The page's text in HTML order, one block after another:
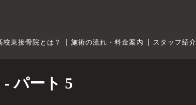
校東接骨院とは？ 施術の流れ・料金案内 スタッフ紹介
- パート 5